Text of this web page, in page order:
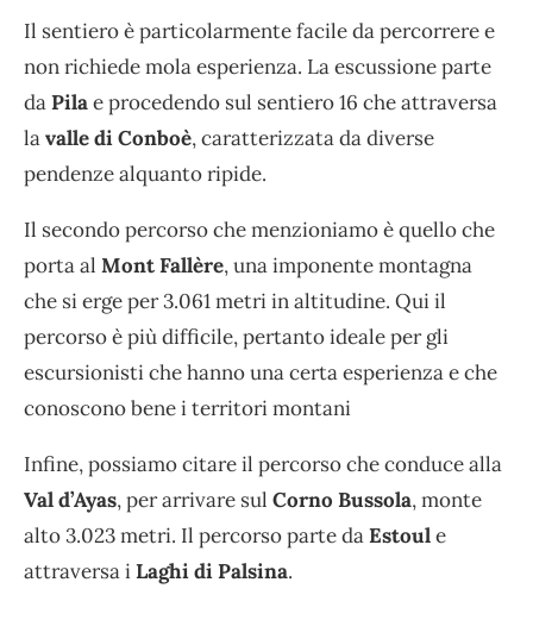
Il sentiero è particolarmente facile da percorrere e
non richiede mola esperienza. La escussione parte
daPilae procedendo sul sentiero 16 che attraversa
lavalle di Conboè, caratterizzata da diverse
pendenze alquanto ripide.
Il secondo percorso che menzioniamo è quello che
porta al Mont Fallère, una imponente montagna
che si erge per 3.061 metri in altitudine. Qui il
percorso è più difficile, pertanto ideale per gli
escursionisti che hanno una certa esperienza e che
conoscono bene i territori montani
Infine, possiamo citare il percorso che conduce alla
Val d’Ayas, per arrivare sul Corno Bussola, monte
alto 3.023 metri. Il percorso parte daEstoule
attraversa iLaghi di Palsina.